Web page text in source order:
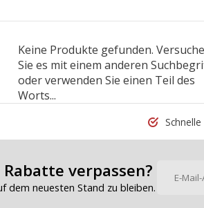
Keine Produkte gefunden.
Sie es mit einem anderen
oder verwenden Sie einen Teil des
Worts...
verpassen?
dem neuesten Stand zu bleiben.